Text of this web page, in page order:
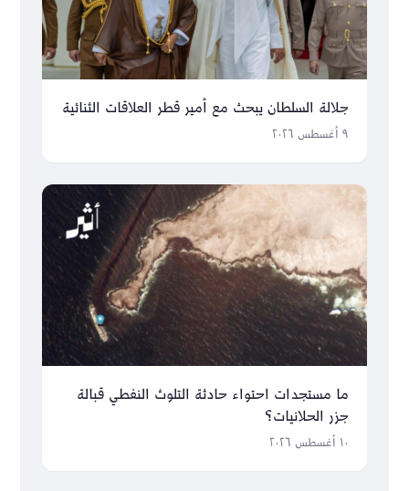
جلالة السلطان يبحث مع أمير قطر العلاقات الثنائية
٩ أغسطس ٢٠٢٦
ما مستجدات احتواء حادثة التلوث النفطي قبالة
جزر الحلانيات؟
١٠ أغسطس ٢٠٢٦